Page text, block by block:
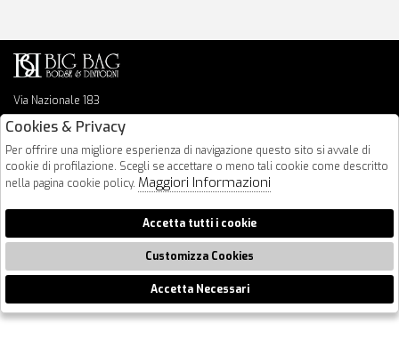
Via Nazionale 183
64026 Roseto Degli Abruzzi
info@bigbagshoponline.it
follow us
2026 BigBag - P.iva : 00916940679 Powered by
🍪
Cookies & Privacy
Per offrire una migliore esperienza di navigazione questo sito si avvale di
cookie di profilazione. Scegli se accettare o meno tali cookie come descritto
nella pagina cookie policy. Maggiori Informazioni
Accetta tutti i cookie
Customizza Cookies
Accetta Necessari